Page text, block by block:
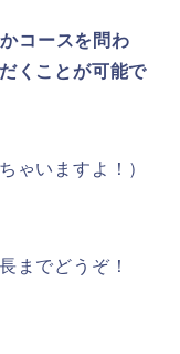
コースを問わ
くことが可能で
ゃいますよ！）
までどうぞ！